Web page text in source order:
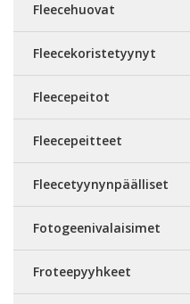
Fleecehuovat
Fleecekoristetyynyt
Fleecepeitot
Fleecepeitteet
Fleecetyynynpäälliset
Fotogeenivalaisimet
Froteepyyhkeet